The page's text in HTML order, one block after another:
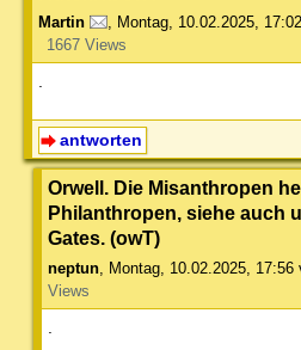
Martin , Montag, 10.02.2025, 17:02
1667 Views
antworten
Orwell. Die Misanthropen
Philanthropen, siehe auch
Gates. (owT)
neptun Montag, 10.02.2025, 17:56
Views